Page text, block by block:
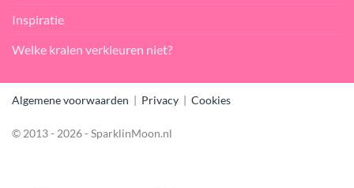
Inspiratie
Welke kralen verkleuren niet?
Algemene voorwaarden | Privacy | Cookies
© 2013 - 2026 - SparklinMoon.nl